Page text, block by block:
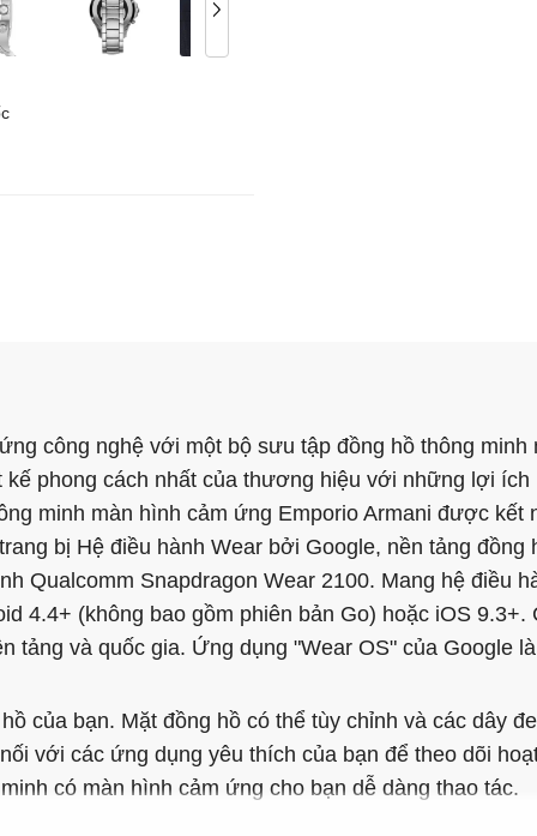
công nghệ với một bộ sưu tập đồng hồ thông minh
phong cách nhất của thương hiệu với những lợi ích
minh màn hình cảm ứng Emporio Armani được kết
bị Hệ điều hành Wear bởi Google, nền tảng đồng
Qualcomm Snapdragon Wear 2100. Mang hệ điều
4.4+ (không bao gồm phiên bản Go) hoặc iOS 9.3+.
tảng và quốc gia. Ứng dụng "Wear OS" của Google
của bạn. Mặt đồng hồ có thể tùy chỉnh và các dây
với các ứng dụng yêu thích của bạn để theo dõi
có màn hình cảm ứng cho bạn dễ dàng thao tác.